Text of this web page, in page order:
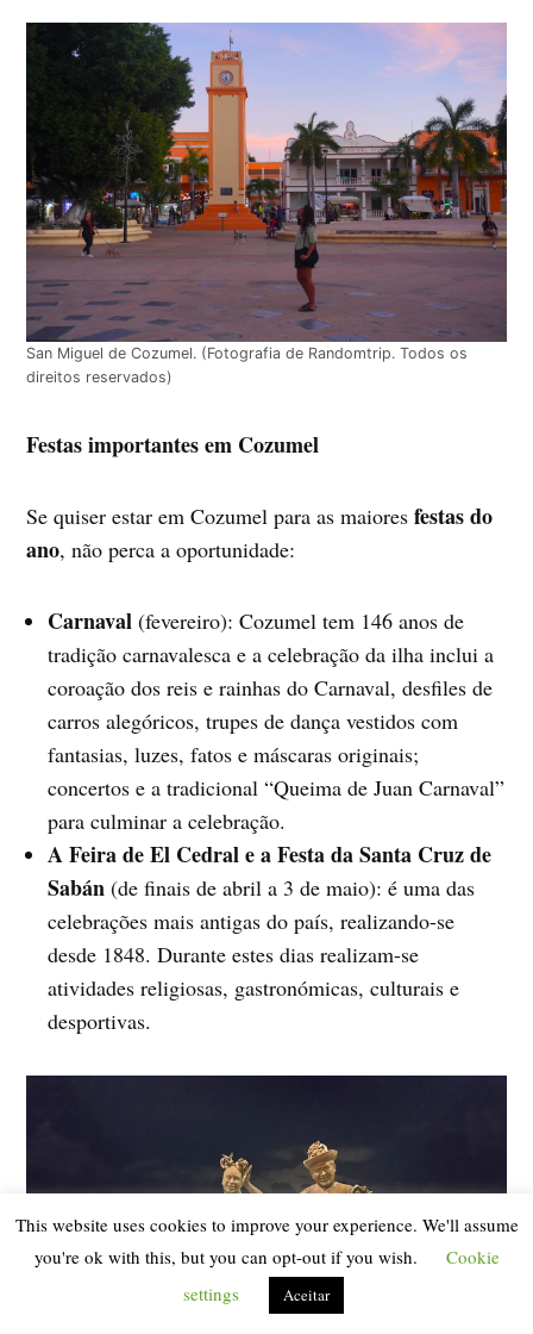
San Miguel de Cozumel. (Fotografia de Randomtrip. Todos os
direitos reservados)
Festas importantes em Cozumel
Se quiser estar em Cozumel para as maioresfestas do
ano, não perca a oportunidade:
Carnaval (fevereiro): Cozumel tem 146 anos de
tradição carnavalesca e a celebração da ilha inclui a
coroação dos reis e rainhas do Carnaval, desfiles de
carros alegóricos, trupes de dança vestidos com
fantasias, luzes, fatos e máscaras originais;
concertos e a tradicional “Queima de Juan Carnaval”
para culminar a celebração.
A Feira de El Cedral e a Festa da Santa Cruz de
Sabán (de finais de abril a 3 de maio): é uma das
celebrações mais antigas do país, realizando-se
desde 1848. Durante estes dias realizam-se
atividades religiosas, gastronómicas, culturais e
desportivas.
This website uses cookies to improve your experience. We'll assume
you're ok with this, but you can opt-out if you wish.
Cookie
settings
Aceitar